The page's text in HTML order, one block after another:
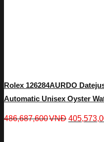
Rolex 126284AURDO
Automatic Unisex Oyster
486,687,600VNĐ